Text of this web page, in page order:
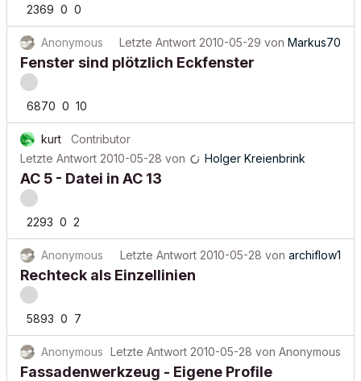
2369 0 0
Anonymous Letzte Antwort 2010-05-29 von Markus70
Fenster sind plötzlich Eckfenster
6870 0 10
kurt
Contributor
Letzte Antwort 2010-05-28 von Holger Kreienbrink
AC 5 - Datei in AC 13
2293 0 2
Anonymous Letzte Antwort 2010-05-28 von archiflow1
Rechteck als Einzellinien
5893 0 7
Anonymous Letzte Antwort 2010-05-28 von Anonymous
Fassadenwerkzeug - Eigene Profile